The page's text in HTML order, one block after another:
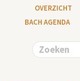
OVERZICHT
BACH AGENDA